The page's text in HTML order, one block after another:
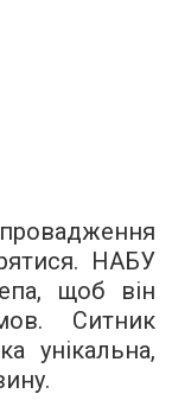
НАБУ
щоб він
Ситник
унікальна,